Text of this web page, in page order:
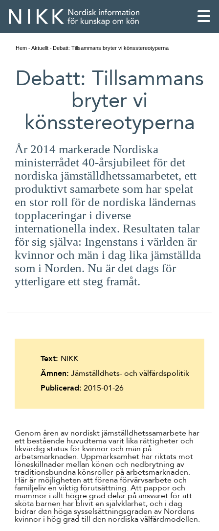
English
Skandinaviska
Suomi
Íslenska
Hem Aktuellt Debatt: Tillsammans bryter vi könsstereotyperna
Debatt: Tillsammans
bryter vi
könsstereotyperna
År 2014 markerade Nordiska
ministerrådet 40-årsjubileet för det
nordiska jämställdhetssamarbetet, ett
produktivt samarbete som har spelat
en stor roll för de nordiska ländernas
topplaceringar i diverse
internationella index. Resultaten talar
för sig själva: Ingenstans i världen är
kvinnor och män i dag lika jämställda
som i Norden. Nu är det dags för
ytterligare ett steg framåt.
Genom åren av nordiskt jämställdhetssamarbete har
ett bestående huvudtema varit lika rättigheter och
likvärdig status för kvinnor och män på
arbetsmarknaden. Uppmärksamhet har riktats mot
löneskillnader mellan könen och nedbrytning av
traditionsbundna könsroller på arbetsmarknaden.
Här är möjligheten att förena förvärvsarbete och
familjeliv en viktig förutsättning. Att pappor och
mammor i allt högre grad delar på ansvaret för att
sköta barnen har blivit en självklarhet, och i dag
bidrar den höga sysselsättningsgraden av Nordens
kvinnor i hög grad till den nordiska välfärdmodellen.
Text: NIKK
Ämnen: Jämställdhets- och välfärdspolitik
Publicerad: 2015-01-26